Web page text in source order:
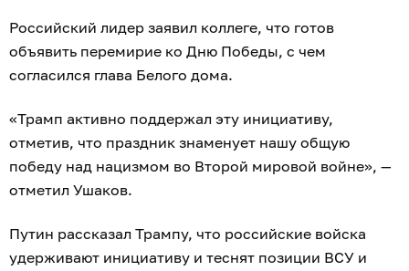
Российский лидер заявил коллеге, что готов
объявить перемирие ко Дню Победы, с чем
согласился глава Белого дома.
«Трамп активно поддержал эту инициативу,
отметив, что праздник знаменует нашу общую
победу над нацизмом во Второй мировой войне», —
отметил Ушаков.
Путин рассказал Трампу, что российские войска
удерживают инициативу и теснят позиции ВСУ и